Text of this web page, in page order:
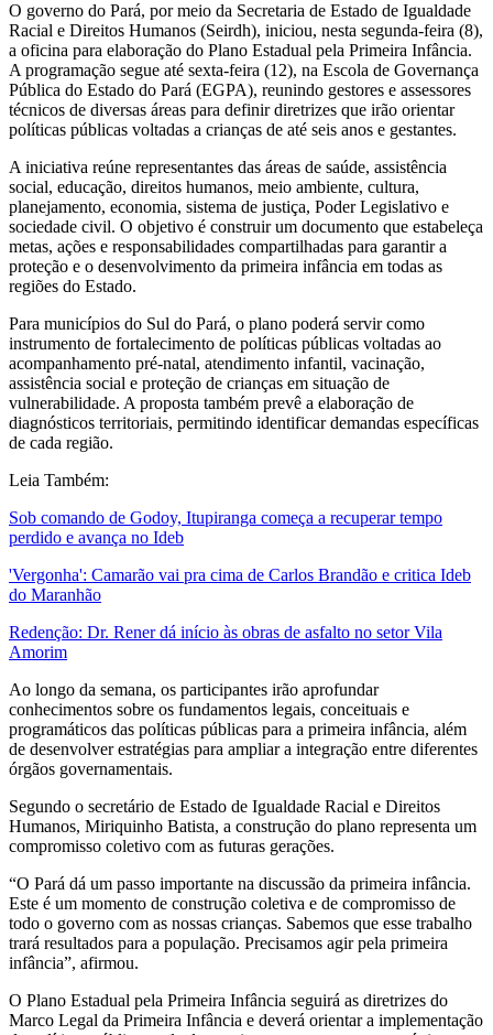
O governo do Pará, por meio da Secretaria de Estado de Igualdade
Racial e Direitos Humanos (Seirdh), iniciou, nesta segunda-feira (8),
a oficina para elaboração do Plano Estadual pela Primeira Infância.
A programação segue até sexta-feira (12), na Escola de Governança
Pública do Estado do Pará (EGPA), reunindo gestores e assessores
técnicos de diversas áreas para definir diretrizes que irão orientar
políticas públicas voltadas a crianças de até seis anos e gestantes.
A iniciativa reúne representantes das áreas de saúde, assistência
social, educação, direitos humanos, meio ambiente, cultura,
planejamento, economia, sistema de justiça, Poder Legislativo e
sociedade civil. O objetivo é construir um documento que estabeleça
metas, ações e responsabilidades compartilhadas para garantir a
proteção e o desenvolvimento da primeira infância em todas as
regiões do Estado.
Para municípios do Sul do Pará, o plano poderá servir como
instrumento de fortalecimento de políticas públicas voltadas ao
acompanhamento pré-natal, atendimento infantil, vacinação,
assistência social e proteção de crianças em situação de
vulnerabilidade. A proposta também prevê a elaboração de
diagnósticos territoriais, permitindo identificar demandas específicas
de cada região.
Leia Também:
Sob comando de Godoy, Itupiranga começa a recuperar tempo
perdido e avança no Ideb
'Vergonha': Camarão vai pra cima de Carlos Brandão e critica Ideb
do Maranhão
Redenção: Dr. Rener dá início às obras de asfalto no setor Vila
Amorim
Ao longo da semana, os participantes irão aprofundar
conhecimentos sobre os fundamentos legais, conceituais e
programáticos das políticas públicas para a primeira infância, além
de desenvolver estratégias para ampliar a integração entre diferentes
órgãos governamentais.
Segundo o secretário de Estado de Igualdade Racial e Direitos
Humanos, Miriquinho Batista, a construção do plano representa um
compromisso coletivo com as futuras gerações.
“O Pará dá um passo importante na discussão da primeira infância.
Este é um momento de construção coletiva e de compromisso de
todo o governo com as nossas crianças. Sabemos que esse trabalho
trará resultados para a população. Precisamos agir pela primeira
infância”, afirmou.
O Plano Estadual pela Primeira Infância seguirá as diretrizes do
Marco Legal da Primeira Infância e deverá orientar a implementação